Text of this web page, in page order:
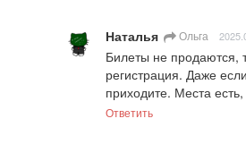
Наталья Ольга
Билеты не продаются,
регистрация. Даже
приходите. Места
Ответить